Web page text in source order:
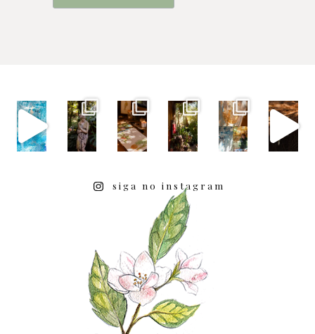
siga no instagram